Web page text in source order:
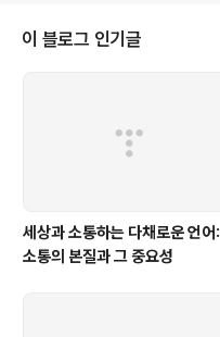
이 블로그 인기글
세상과 소통하는 다채로운 언어:
소통의 본질과 그 중요성